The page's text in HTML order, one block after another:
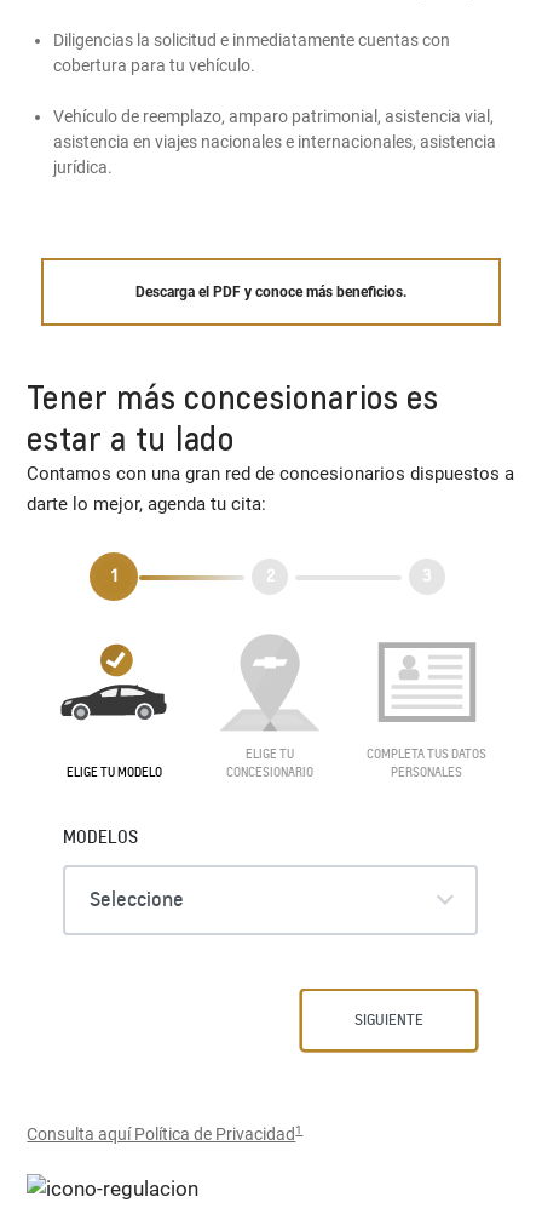
Diligencias la solicitud e inmediatamente cuentas con
cobertura para tu vehículo.
Vehículo de reemplazo, amparo patrimonial, asistencia vial,
asistencia en viajes nacionales e internacionales, asistencia
jurídica.
Descarga el PDF y conoce más beneficios.
Tener más concesionarios es
estar a tu lado
Contamos con una gran red de concesionarios dispuestos a
darte lo mejor, agenda tu cita:
Consulta aquí Política de Privacidad1